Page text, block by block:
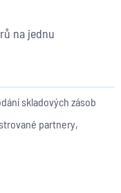
na jednu
skladových zásob
partnery,